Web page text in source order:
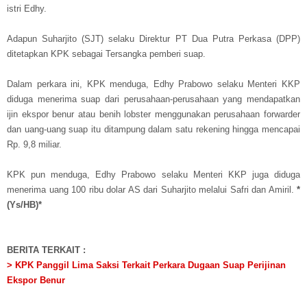
istri Edhy.
Adapun Suharjito (SJT) selaku Direktur PT Dua Putra Perkasa (DPP)
ditetapkan KPK sebagai Tersangka pemberi suap.
Dalam perkara ini, KPK menduga, Edhy Prabowo selaku Menteri KKP
diduga menerima suap dari perusahaan-perusahaan yang mendapatkan
ijin ekspor benur atau benih lobster menggunakan perusahaan forwarder
dan uang-uang suap itu ditampung dalam satu rekening hingga mencapai
Rp. 9,8 miliar.
KPK pun menduga, Edhy Prabowo selaku Menteri KKP juga diduga
menerima uang 100 ribu dolar AS dari Suharjito melalui Safri dan Amiril. *
(Ys/HB)*
BERITA TERKAIT :
> KPK Panggil Lima Saksi Terkait Perkara Dugaan Suap Perijinan
Ekspor Benur